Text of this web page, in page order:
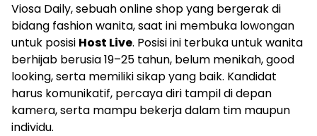
Viosa Daily, sebuah online shop yang bergerak di
bidang fashion wanita, saat ini membuka lowongan
untuk posisi Host Live. Posisi ini terbuka untuk wanita
berhijab berusia 19–25 tahun, belum menikah, good
looking, serta memiliki sikap yang baik. Kandidat
harus komunikatif, percaya diri tampil di depan
kamera, serta mampu bekerja dalam tim maupun
individu.